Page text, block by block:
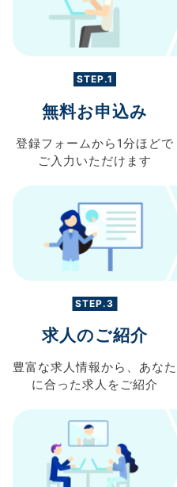
STEP.1
無料お申込み
登録フォームから 1分ほどで
ご入力 いただけます
STEP.3
求人のご紹介
豊富な求人情報から、 あなた
に合った求人を ご紹介